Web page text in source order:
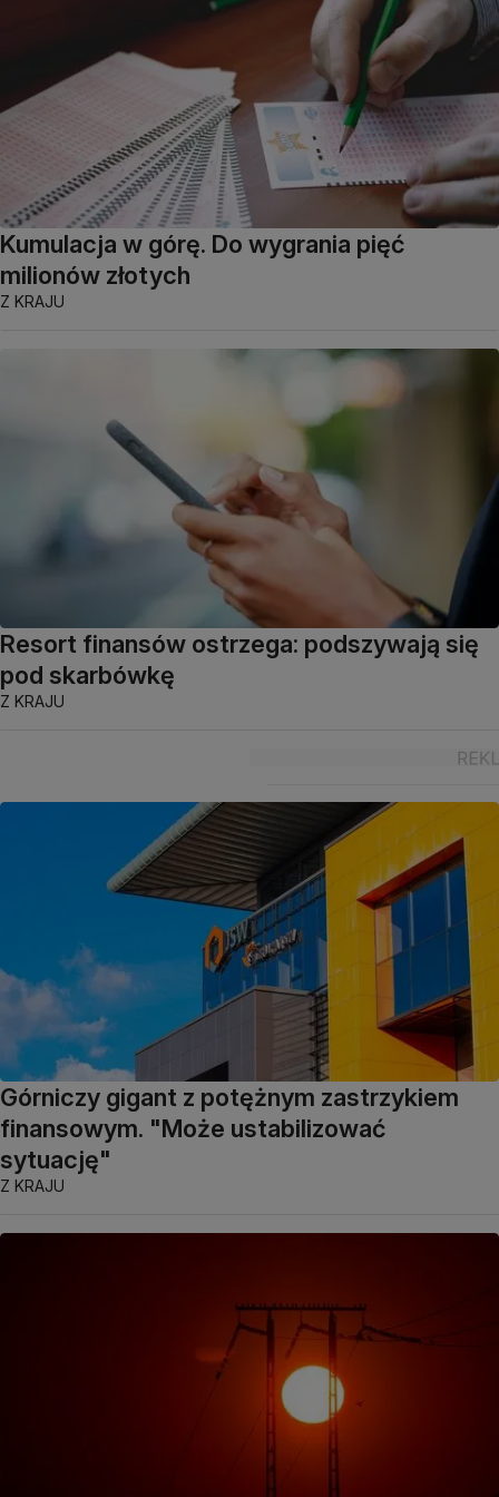
Kumulacja w górę. Do wygrania pięć
milionów złotych
Z KRAJU
Resort finansów ostrzega: podszywają się
pod skarbówkę
Z KRAJU
Górniczy gigant z potężnym zastrzykiem
finansowym. "Może ustabilizować
sytuację"
Z KRAJU